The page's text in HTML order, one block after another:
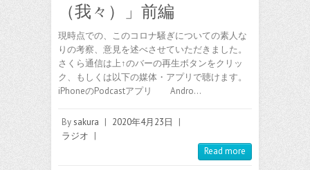
（我々）」前編
現時点での、このコロナ騒ぎについての素人な
りの考察、意見を述べさせていただきました。
さくら通信は上↑のバーの再生ボタンをクリッ
ク、もしくは以下の媒体・アプリで聴けます。
iPhoneのPodcastアプリ Andro…
Bysakura | 2020年4月23日
|
ラジオ |
Read more